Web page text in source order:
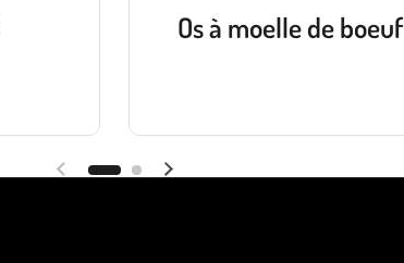
Os à moelle de boeuf